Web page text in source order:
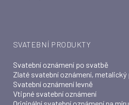
SVATEBNÍ PRODUKTY
Svatební oznámení po svatbě
Zlaté svatební oznámení,
Svatební oznámení levně
Vtipné svatební oznámení